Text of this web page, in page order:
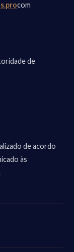
com
de
de acordo
às